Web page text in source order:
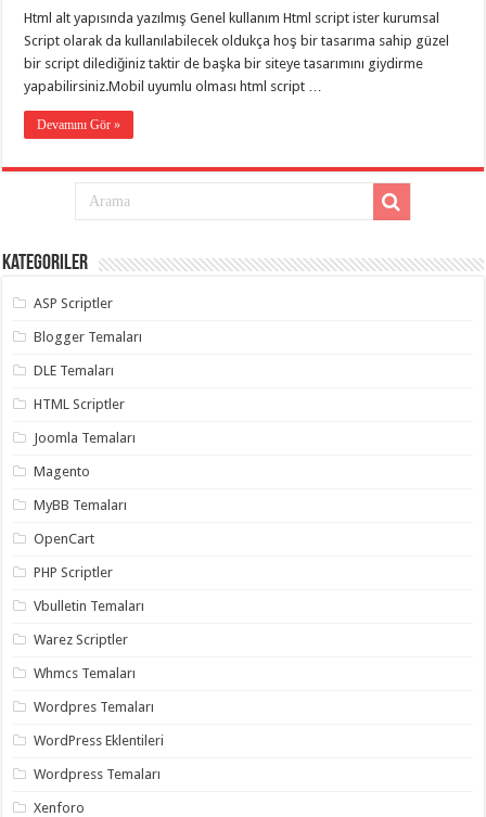
gaziantep
evden
taşımacılık,
gaziantep
taşımacılık,
evden
taşımacılık,
gaziantep
taşıma,
evden
taşımacılık,
gaziantep
organizasyon
gaziantep
organizasyon,
gaziantep
organizasyon
gaziantep
gaziantep
gaziantep
gaziantep
twitter
hilesi ,
takipçi
instagram
hilesi ,
Html alt yapısında yazılmış Genel kullanım Html script ister kurumsal
Script olarak da kullanılabilecek oldukça hoş bir tasarıma sahip güzel
bir script dilediğiniz taktir de başka bir siteye tasarımını giydirme
yapabilirsiniz.Mobil uyumlu olması html script …
Devamını Gör »
Kategoriler
ASP Scriptler
Blogger Temaları
DLE Temaları
HTML Scriptler
Joomla Temaları
Magento
MyBB Temaları
OpenCart
PHP Scriptler
Vbulletin Temaları
Warez Scriptler
Whmcs Temaları
Wordpres Temaları
WordPress Eklentileri
Wordpress Temaları
Xenforo